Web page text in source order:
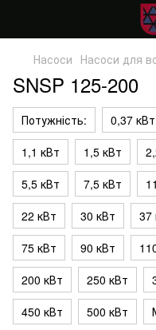
Насоси Насоси для
SNSP 125-200
Потужність: 0,37 кВт
1,1 кВт
1,5 кВт
5,5 кВт
7,5 кВт
22 кВт
30 кВт 37
75 кВт
90 кВт
200 кВт
250 кВт
450 кВт
500 кВт